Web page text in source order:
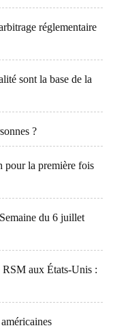
réglementaire
sont la base de la
?
pour la première fois
du 6 juillet
RSM aux États-Unis :